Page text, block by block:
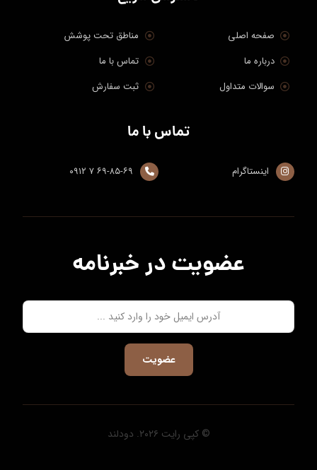
صفحه اصلی
مناطق تحت پوشش
درباره ما
تماس با ما
سوالات متداول
ثبت سفارش
تماس با ما
۶۹-۸۵-۶۹ ۷ ۰۹۱۲ اینستاگرام
عضویت در خبرنامه
عضویت
© کپی رایت ۲۰۲۶. دودلند